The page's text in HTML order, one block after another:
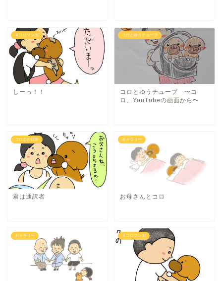
４コロマンガ
しーっ！！
コロとゆうチューブ
コロとゆうチューブ 〜コ
ロ、YouTubeの画面から〜
コロとの日常
君は通訳者
ギャラリー
お母さんとコロ
ギャラリー ４コロマンガ